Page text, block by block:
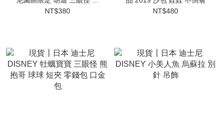
果盒 糖果罐 吊飾
NT$380
NT$480